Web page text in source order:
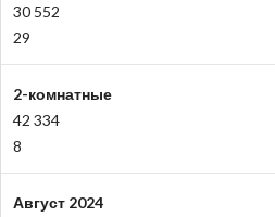
30 552
29
2-комнатные
42 334
8
Август 2024